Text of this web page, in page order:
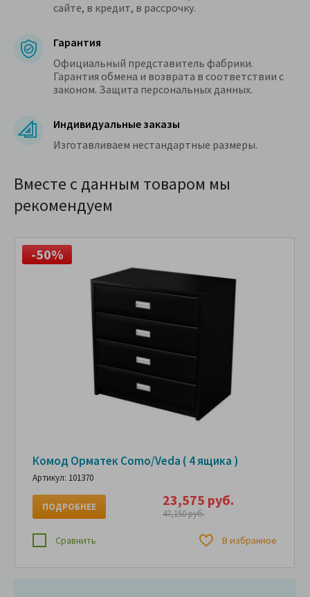
сайте, в кредит, в рассрочку.
Гарантия
Официальный представитель фабрики.
Гарантия обмена и возврата в соответствии с
законом. Защита персональных данных.
Индивидуальные заказы
Изготавливаем нестандартные размеры.
Вместе с данным товаром мы
рекомендуем
-50%
Комод Орматек Como/Veda ( 4 ящика )
Артикул: 101370
23,575 руб.
47,150 руб.
ПОДРОБНЕЕ
Сравнить В избранное